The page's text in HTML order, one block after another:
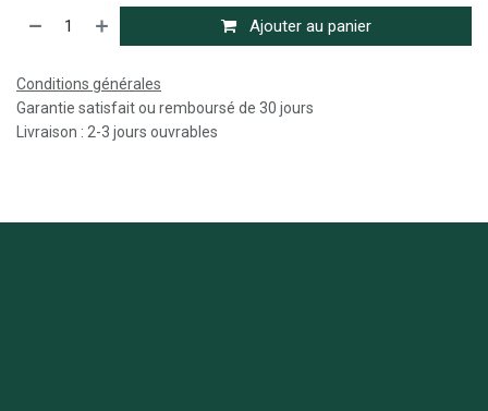
Ajouter au panier
Conditions générales
Garantie satisfait ou remboursé de 30 jours
Livraison : 2-3 jours ouvrables